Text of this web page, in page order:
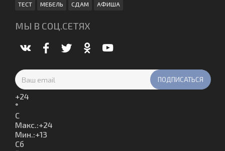
ТЕСТ МЕБЕЛЬ СДАМ АФИША
МЫ В СОЦ.СЕТЯХ
+24
°
C
Макс.:+24
Мин.:+13
Сб